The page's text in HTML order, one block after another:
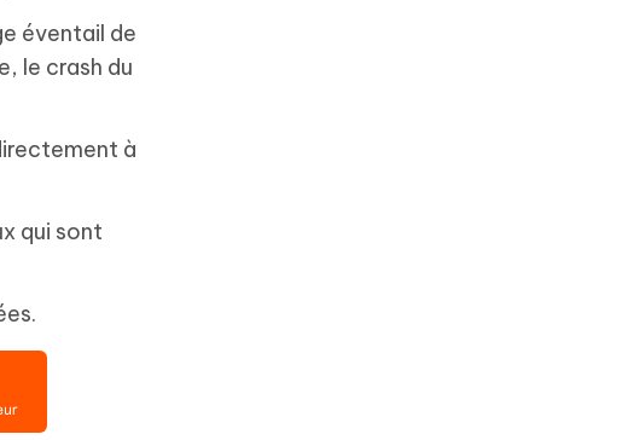
éventail de
le crash du
à
qui sont